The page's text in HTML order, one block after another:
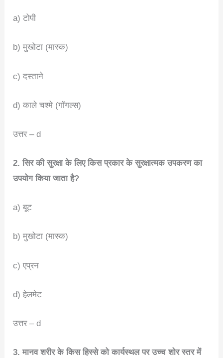
a) टोपी
b) मुखोटा (मास्क)
c) दस्ताने
d) काले चश्मे (गॉगल्स)
उत्तर – d
2. सिर की सुरक्षा के लिए किस प्रकार के सुरक्षात्मक उपकरण का
उपयोग किया जाता है?
a) बूट
b) मुखोटा (मास्क)
c) एप्रन
d) हेलमेट
उत्तर – d
3. मानव शरीर के किस हिस्से को कार्यस्थल पर उच्च शोर स्तर में